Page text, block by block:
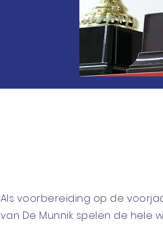
Als ​voorbereiding op de
gehouden. Leden van
Als voorbereiding op de
van De Munnik spelen de hele